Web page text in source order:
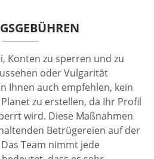
Konten zu sperren und zu
oder Vulgarität
Ihnen auch empfehlen, kein
zu erstellen, da Ihr Profil
wird. Diese Maßnahmen
Betrügereien auf der
Team nimmt jede